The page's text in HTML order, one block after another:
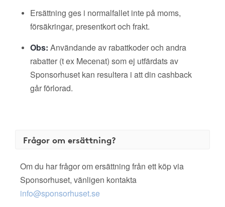
Ersättning ges i normalfallet inte på moms,
försäkringar, presentkort och frakt.
Obs: Användande av rabattkoder och andra
rabatter (t ex Mecenat) som ej utfärdats av
Sponsorhuset kan resultera i att din cashback
går förlorad.
Frågor om ersättning?
Om du har frågor om ersättning från ett köp via
Sponsorhuset, vänligen kontakta
info@sponsorhuset.se